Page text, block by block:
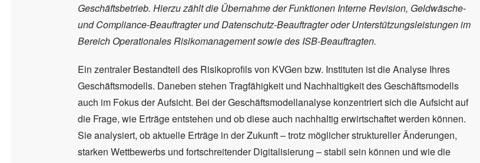
Geschäftsbetrieb. Hierzu zählt die Übernahme der Funktionen Interne Revision, Geldwäsche-
und Compliance-Beauftragter und Datenschutz-Beauftragter oder Unterstützungsleistungen im
Bereich Operationales Risikomanagement sowie des ISB-Beauftragten.
Ein zentraler Bestandteil des Risikoprofils von KVGen bzw. Instituten ist die Analyse Ihres
Geschäftsmodells. Daneben stehen Tragfähigkeit und Nachhaltigkeit des Geschäftsmodells
auch im Fokus der Aufsicht. Bei der Geschäftsmodellanalyse konzentriert sich die Aufsicht auf
die Frage, wie Erträge entstehen und ob diese auch nachhaltig erwirtschaftet werden können.
Sie analysiert, ob aktuelle Erträge in der Zukunft – trotz möglicher struktureller Änderungen,
starken Wettbewerbs und fortschreitender Digitalisierung – stabil sein können und wie die